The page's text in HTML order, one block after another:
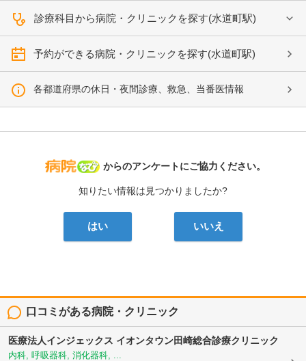
診療科目から病院・クリニックを探す(水道町駅)
予約ができる病院・クリニックを探す(水道町駅)
各都道府県の休日・夜間診療、救急、当番医情報
病院なび
からのアンケートにご協力ください。
知りたい情報は見つかりましたか?
はい いいえ
口コミがある病院・クリニック
医療法人インジェックス イオンタウン田崎総合診療クリニック
内科, 呼吸器科, 消化器科, ...